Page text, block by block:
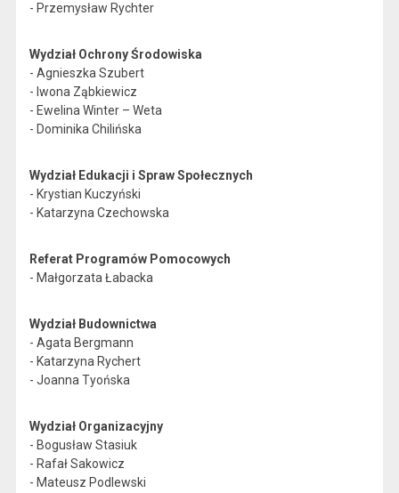
- Przemysław Rychter
Wydział Ochrony Środowiska
- Agnieszka Szubert
- Iwona Ząbkiewicz
- Ewelina Winter – Weta
- Dominika Chilińska
Wydział Edukacji i Spraw Społecznych
- Krystian Kuczyński
- Katarzyna Czechowska
Referat Programów Pomocowych
- Małgorzata Łabacka
Wydział Budownictwa
- Agata Bergmann
- Katarzyna Rychert
- Joanna Tyońska
Wydział Organizacyjny
- Bogusław Stasiuk
- Rafał Sakowicz
- Mateusz Podlewski